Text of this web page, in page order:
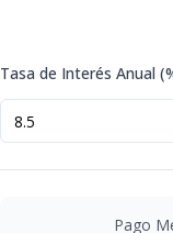
Tasa de Interés Anual
Pago